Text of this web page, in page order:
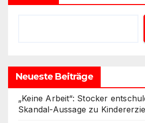
Neueste Beiträge
„Keine Arbeit“: Stocker
Skandal-Aussage zu